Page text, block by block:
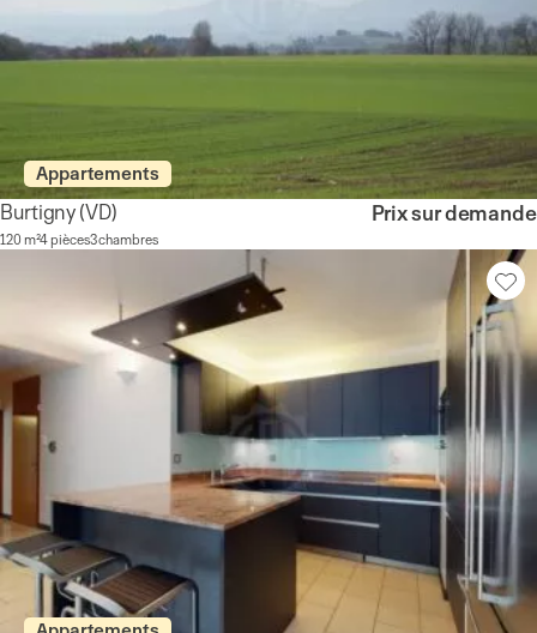
Appartements
Burtigny(VD)
120 m²4 pièces3 chambres
Prix sur demande